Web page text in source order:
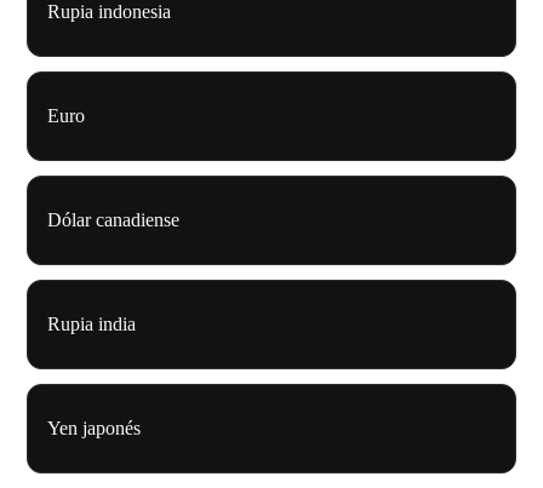
Rupia indonesia
Euro
Dólar canadiense
Rupia india
Yen japonés